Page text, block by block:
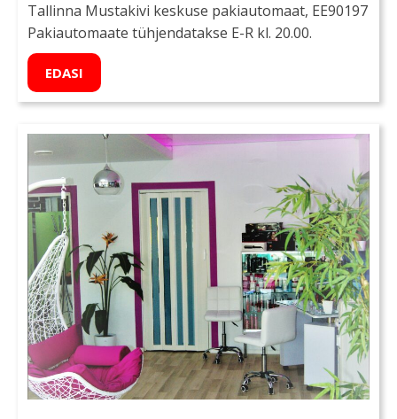
Tallinna Mustakivi keskuse pakiautomaat, EE90197
Pakiautomaate tühjendatakse E-R kl. 20.00.
EDASI